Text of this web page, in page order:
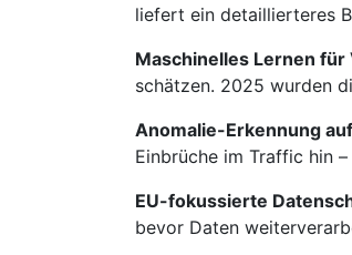
liefert ein detaillierteres
Maschinelles Lernen für
schätzen. 2025 wurden
Anomalie-Erkennung
Einbrüche im Traffic hin
EU-fokussierte
bevor Daten